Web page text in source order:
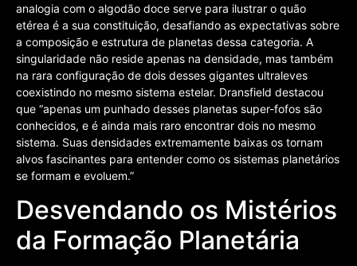
analogia com o algodão doce serve para ilustrar o quão
etérea é a sua constituição, desafiando as expectativas sobre
a composição e estrutura de planetas dessa categoria. A
singularidade não reside apenas na densidade, mas também
na rara configuração de dois desses gigantes ultraleves
coexistindo no mesmo sistema estelar. Dransfield destacou
que “apenas um punhado desses planetas super-fofos são
conhecidos, e é ainda mais raro encontrar dois no mesmo
sistema. Suas densidades extremamente baixas os tornam
alvos fascinantes para entender como os sistemas planetários
se formam e evoluem.”
Desvendando os Mistérios
da Formação Planetária